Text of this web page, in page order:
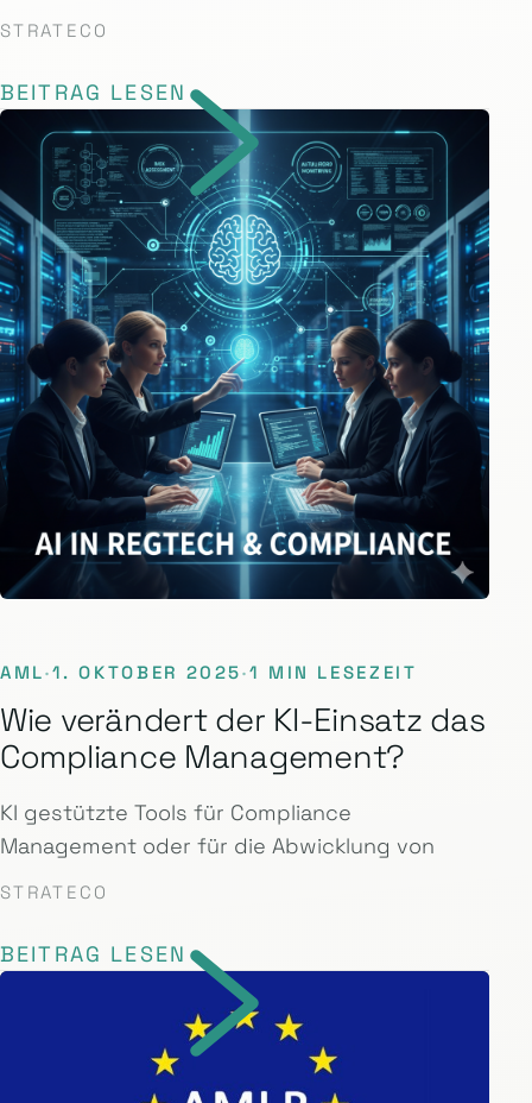
STRATECO
BEITRAG LESEN
AML·1. OKTOBER 2025·1 MIN LESEZEIT
Wie verändert der KI-Einsatz das
Compliance Management?
KI gestützte Tools für Compliance
Management oder für die Abwicklung von
STRATECO
BEITRAG LESEN